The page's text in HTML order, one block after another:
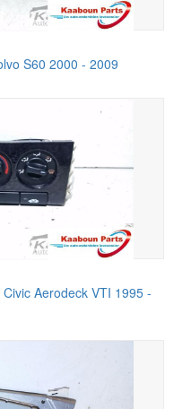
S60 2000 - 2009
Aerodeck VTI 1995 -